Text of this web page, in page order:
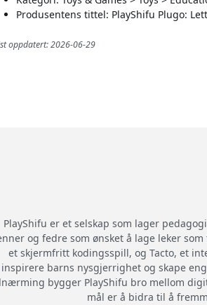
Produsentens tittel: PlayShifu Plugo:
oppdatert: 2026-06-29
PlayShifu er et selskap som lager
og fedre som ønsket å lage leker
et skjermfritt kodingsspill, og Tacto, et
inspirere barns nysgjerrighet og skape
bygger PlayShifu bro mellom
mål er å bidra til å